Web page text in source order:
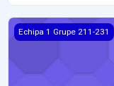
GRUPA 220
Echipa 1 Grupe 211-231